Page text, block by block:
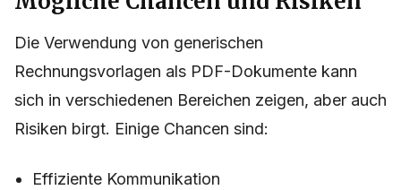
Die Verwendung von generischen
Rechnungsvorlagen als PDF-Dokumente kann
sich in verschiedenen Bereichen zeigen, aber auch
Risiken birgt. Einige Chancen sind:
Effiziente Kommunikation